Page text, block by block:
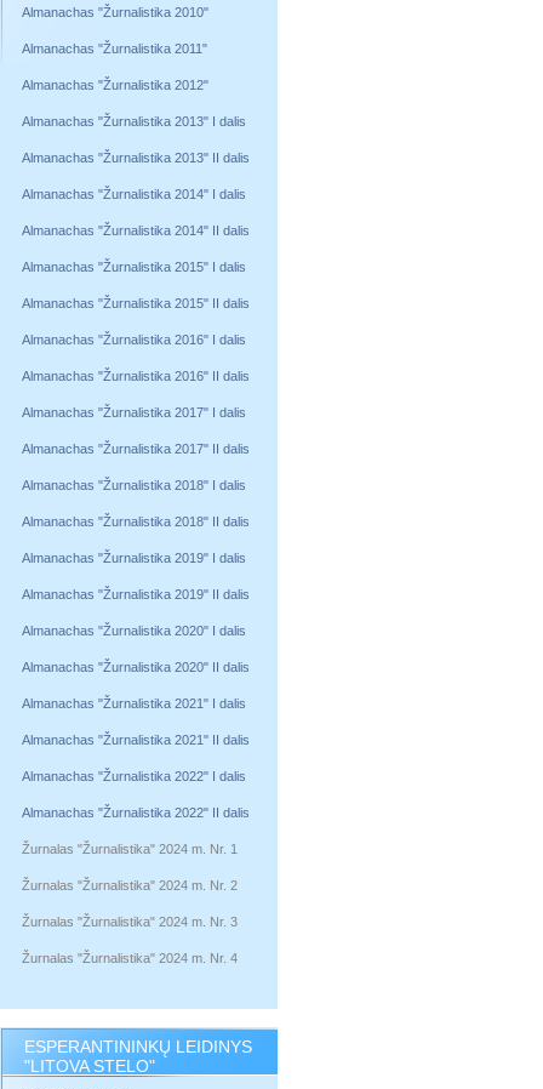
Almanachas "Žurnalistika 2010"
Almanachas "Žurnalistika 2011"
Almanachas "Žurnalistika 2012"
Almanachas "Žurnalistika 2013" I dalis
Almanachas "Žurnalistika 2013" II dalis
Almanachas "Žurnalistika 2014" I dalis
Almanachas "Žurnalistika 2014" II dalis
Almanachas "Žurnalistika 2015" I dalis
Almanachas "Žurnalistika 2015" II dalis
Almanachas "Žurnalistika 2016" I dalis
Almanachas "Žurnalistika 2016" II dalis
Almanachas "Žurnalistika 2017" I dalis
Almanachas "Žurnalistika 2017" II dalis
Almanachas "Žurnalistika 2018" I dalis
Almanachas "Žurnalistika 2018" II dalis
Almanachas "Žurnalistika 2019" I dalis
Almanachas "Žurnalistika 2019" II dalis
Almanachas "Žurnalistika 2020" I dalis
Almanachas "Žurnalistika 2020" II dalis
Almanachas "Žurnalistika 2021" I dalis
Almanachas "Žurnalistika 2021" II dalis
Almanachas "Žurnalistika 2022" I dalis
Almanachas "Žurnalistika 2022" II dalis
Žurnalas "Žurnalistika" 2024 m. Nr. 1
Žurnalas "Žurnalistika" 2024 m. Nr. 2
Žurnalas "Žurnalistika" 2024 m. Nr. 3
Žurnalas "Žurnalistika" 2024 m. Nr. 4
ESPERANTININKŲ LEIDINYS
"LITOVA STELO"